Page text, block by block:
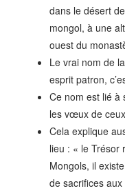
dans le désert
mongol, à une
ouest du
Le vrai nom de
esprit patron,
Ce nom est lié à
les vœux de
Cela explique
lieu : « le Trésor
Mongols, il
de sacrifices